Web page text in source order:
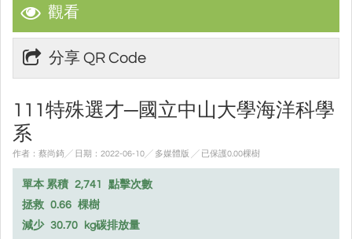
觀看
分享 QR Code
111特殊選才─國立中山大學海洋科學
系
作者：蔡尚錡╱ 日期：2022-06-10╱ 多媒體版 ╱ 已保護0.00棵樹
單本 累積 2,741
點擊次數
拯救 0.66 棵樹
減少 30.70 kg碳排放量